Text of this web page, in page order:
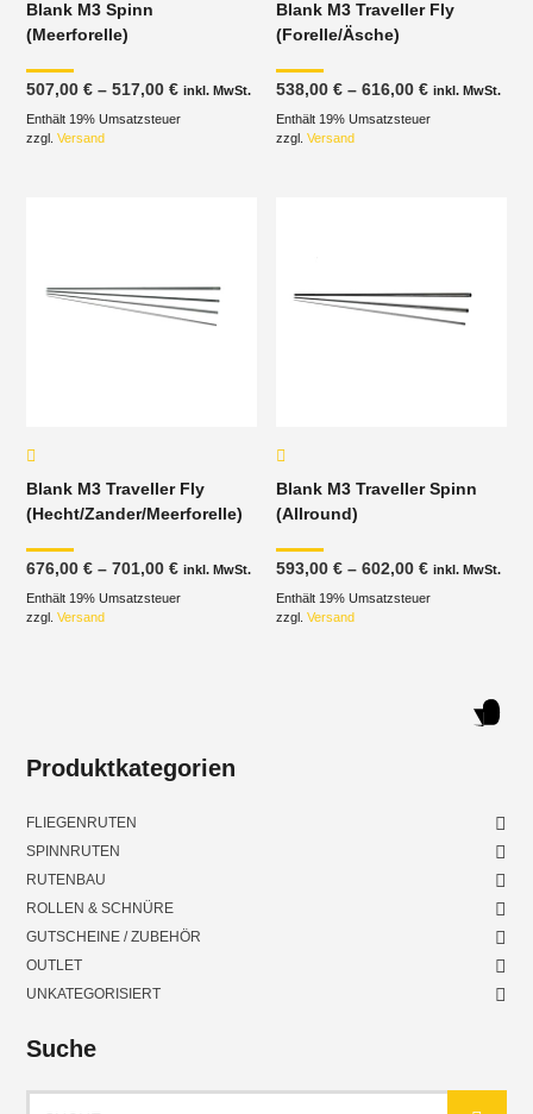
Blank M3 Spinn
(Meerforelle)
507,00€ –517,00€Preisspanne:
bis
inkl. MwSt.
Enthält 19% Umsatzsteuer
zzgl.Versand
Blank M3 Traveller Fly
(Forelle/Äsche)
538,00€ –616,00€
bis
inkl. MwSt.
Enthält 19% Umsatzsteuer
zzgl.Versand
Blank M3 Traveller Fly
(Hecht/Zander/Meerforelle)
676,00€ –701,00€Preisspanne:
bis
inkl. MwSt.
Enthält 19% Umsatzsteuer
zzgl.Versand
Blank M3 Traveller Spinn
(Allround)
593,00€ –602,00€
bis
inkl. MwSt.
Enthält 19% Umsatzsteuer
zzgl.Versand
Produktkategorien
FLIEGENRUTEN
SPINNRUTEN
RUTENBAU
ROLLEN & SCHNÜRE
GUTSCHEINE / ZUBEHÖR
OUTLET
UNKATEGORISIERT
Suche